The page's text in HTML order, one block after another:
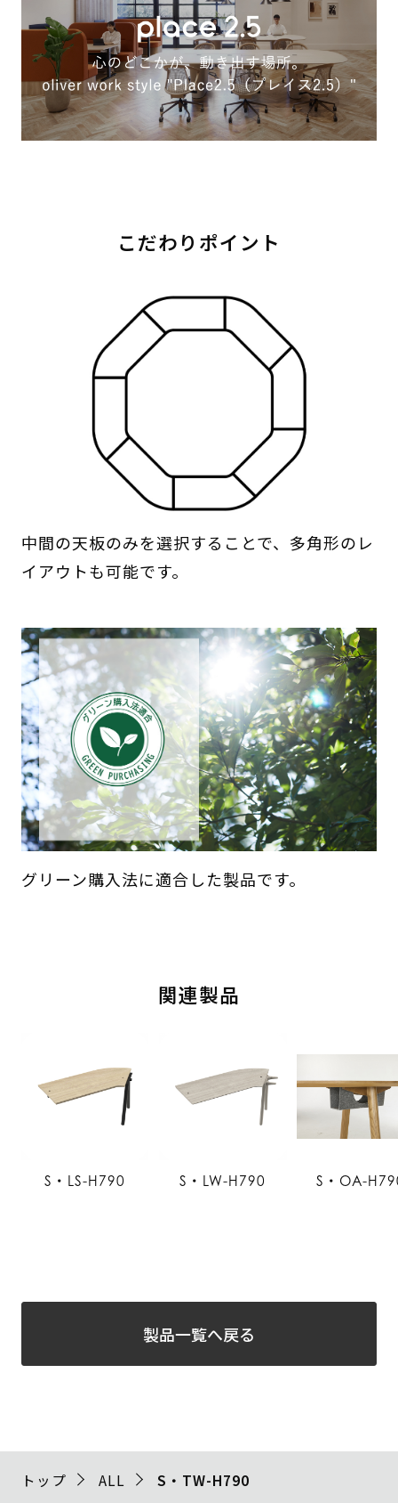
こだわりポイント
中間の天板のみを選択することで、多角形のレ
イアウトも可能です。
グリーン購入法に適合した製品です。
関連製品
S・LS-H790 S・LW-H790 S・OA-
製品一覧へ戻る
トップ ALL S・TW-H790